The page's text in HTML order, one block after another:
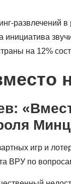
развлечений в
на 12%
игр и
ВРУ по